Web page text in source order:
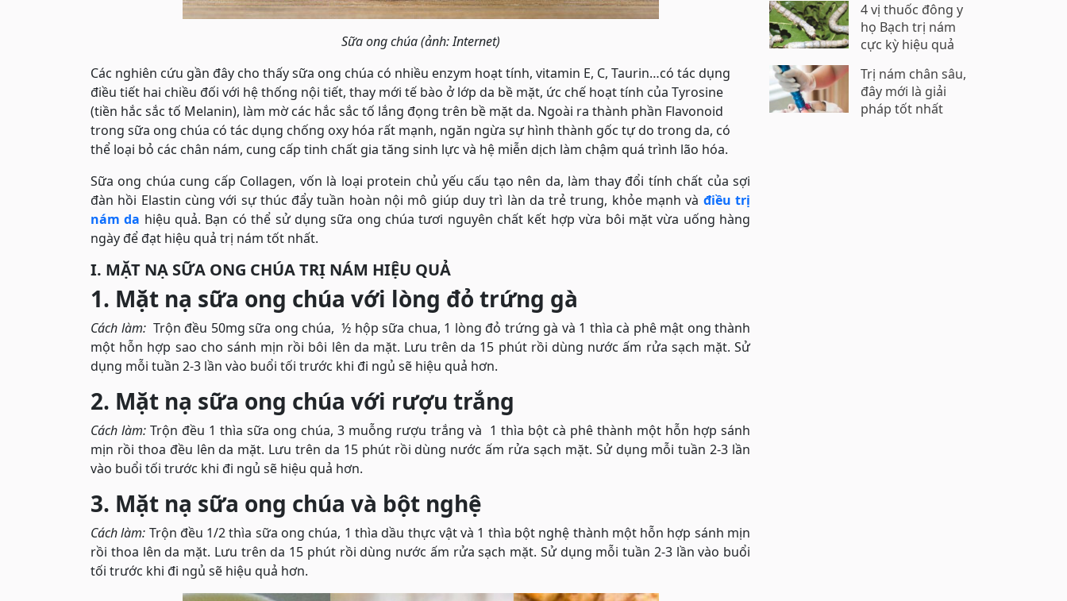
Sữa ong chúa (ảnh: Internet)
Các nghiên cứu gần đây cho thấy sữa ong chúa có nhiều enzym hoạt tính, vitamin E, C, Taurin…có tác dụng
điều tiết hai chiều đối với hệ thống nội tiết, thay mới tế bào ở lớp da bề mặt, ức chế hoạt tính của Tyrosine
(tiền hắc sắc tố Melanin), làm mờ các hắc sắc tố lắng đọng trên bề mặt da. Ngoài ra thành phần Flavonoid
trong sữa ong chúa có tác dụng chống oxy hóa rất mạnh, ngăn ngừa sự hình thành gốc tự do trong da, có
thể loại bỏ các chân nám, cung cấp tinh chất gia tăng sinh lực và hệ miễn dịch làm chậm quá trình lão hóa.
Sữa ong chúa cung cấp Collagen, vốn là loại protein chủ yếu cấu tạo nên da, làm thay đổi tính chất của sợi
đàn hồi Elastin cùng với sự thúc đẩy tuần hoàn nội mô giúp duy trì làn da trẻ trung, khỏe mạnh và điều trị
nám da hiệu quả. Bạn có thể sử dụng sữa ong chúa tươi nguyên chất kết hợp vừa bôi mặt vừa uống hàng
ngày để đạt hiệu quả trị nám tốt nhất.
I. MẶT NẠ SỮA ONG CHÚA TRỊ NÁM HIỆU QUẢ
1. Mặt nạ sữa ong chúa với lòng đỏ trứng gà
Cách làm:Trộn đều 50mg sữa ong chúa, ½ hộp sữa chua, 1 lòng đỏ trứng gà và 1 thìa cà phê mật ong thành
một hỗn hợp sao cho sánh mịn rồi bôi lên da mặt. Lưu trên da 15 phút rồi dùng nước ấm rửa sạch mặt. Sử
dụng mỗi tuần 2-3 lần vào buổi tối trước khi đi ngủ sẽ hiệu quả hơn.
2. Mặt nạ sữa ong chúa với rượu trắng
Cách làm: Trộn đều 1 thìa sữa ong chúa, 3 muỗng rượu trắng và 1 thìa bột cà phê thành một hỗn hợp sánh
mịn rồi thoa đều lên da mặt. Lưu trên da 15 phút rồi dùng nước ấm rửa sạch mặt. Sử dụng mỗi tuần 2-3 lần
vào buổi tối trước khi đi ngủ sẽ hiệu quả hơn.
3. Mặt nạ sữa ong chúa và bột nghệ
Cách làm: Trộn đều 1/2 thìa sữa ong chúa, 1 thìa dầu thực vật và 1 thìa bột nghệ thành một hỗn hợp sánh mịn
rồi thoa lên da mặt. Lưu trên da 15 phút rồi dùng nước ấm rửa sạch mặt. Sử dụng mỗi tuần 2-3 lần vào buổi
tối trước khi đi ngủ sẽ hiệu quả hơn.
4 vị thuốc đông y
họ Bạch trị nám
cực kỳ hiệu quả
Trị nám chân sâu,
đây mới là giải
pháp tốt nhất